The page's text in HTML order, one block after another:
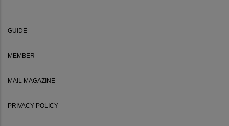
GUIDE
MEMBER
MAIL MAGAZINE
PRIVACY POLICY